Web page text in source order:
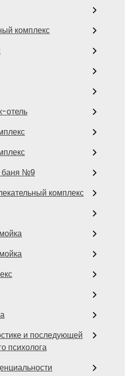
комплекс
отель
баня №9
комплекс
и последующей
психолога